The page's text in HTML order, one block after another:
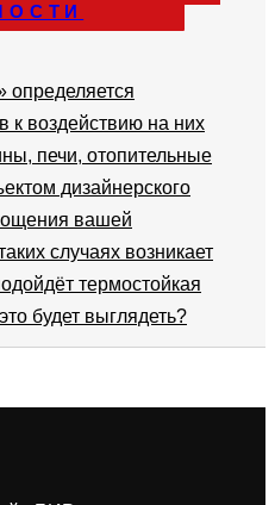
определяется
к воздействию на них
печи, отопительные
дизайнерского
вашей
случаях возникает
термостойкая
будет выглядеть?